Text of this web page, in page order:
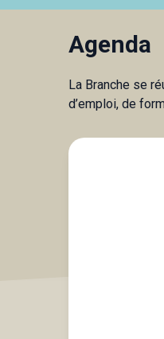
Agenda
La Branche se
d’emploi, de